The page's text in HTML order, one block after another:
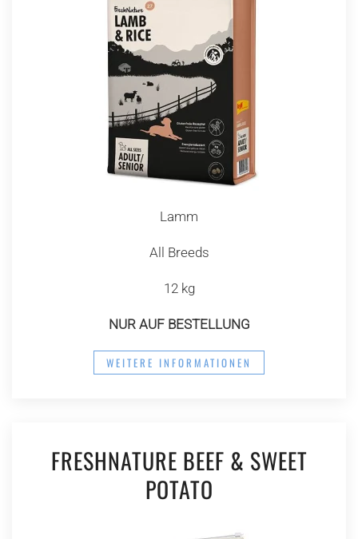
Lamm
All Breeds
12 kg
NUR AUF BESTELLUNG
WEITERE INFORMATIONEN
FRESHNATURE BEEF & SWEET
POTATO